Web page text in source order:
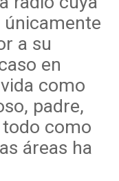
únicamente
a su
en
como
padre,
como
áreas ha